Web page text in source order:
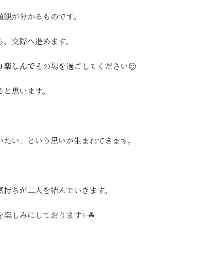
が分かるものです。
交際へ進めます。
楽しんでその場を過ごしてください😌
思います。
い」という思いが生まれてきます。
ちが二人を結んでいきます。
楽しみにしております✨☘